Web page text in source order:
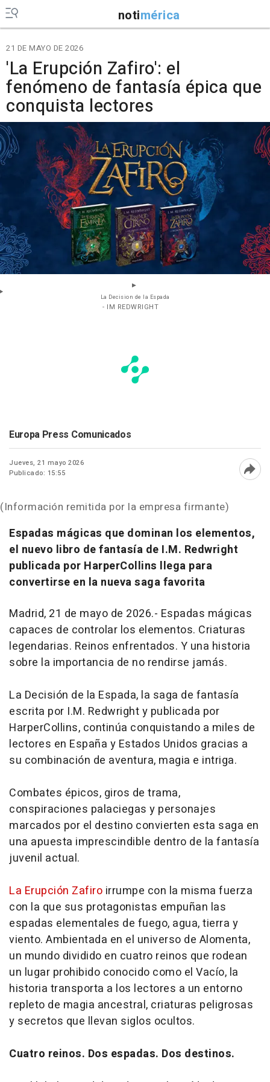
notimérica
21 DE MAYO DE 2026
'La Erupción Zafiro': el
fenómeno de fantasía épica que
conquista lectores
La Decision de la Espada
- IM REDWRIGHT
Europa Press Comunicados
Jueves, 21 mayo 2026
Publicado: 15:55
(Información remitida por la empresa firmante)
Espadas mágicas que dominan los elementos,
el nuevo libro de fantasía de I.M. Redwright
publicada por HarperCollins llega para
convertirse en la nueva saga favorita
Madrid, 21 de mayo de 2026.- Espadas mágicas
capaces de controlar los elementos. Criaturas
legendarias. Reinos enfrentados. Y una historia
sobre la importancia de no rendirse jamás.
La Decisión de la Espada, la saga de fantasía
escrita por I.M. Redwright y publicada por
HarperCollins, continúa conquistando a miles de
lectores en España y Estados Unidos gracias a
su combinación de aventura, magia e intriga.
Combates épicos, giros de trama,
conspiraciones palaciegas y personajes
marcados por el destino convierten esta saga en
una apuesta imprescindible dentro de la fantasía
juvenil actual.
La Erupción Zafiro irrumpe con la misma fuerza
con la que sus protagonistas empuñan las
espadas elementales de fuego, agua, tierra y
viento. Ambientada en el universo de Alomenta,
un mundo dividido en cuatro reinos que rodean
un lugar prohibido conocido como el Vacío, la
historia transporta a los lectores a un entorno
repleto de magia ancestral, criaturas peligrosas
y secretos que llevan siglos ocultos.
Cuatro reinos. Dos espadas. Dos destinos.